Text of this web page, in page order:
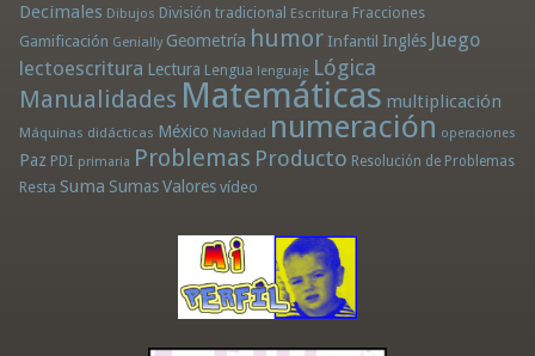
Decimales Dibujos División tradicional Escritura Fracciones
Gamificación Genially Geometría humor Infantil Inglés Juego
lectoescritura Lectura Lengua lenguaje Lógica
Manualidades Matemáticas multiplicación
Máquinas didácticas México Navidad numeración operaciones
Paz PDI primaria Problemas Producto Resolución de Problemas
Resta Suma Sumas Valores vídeo